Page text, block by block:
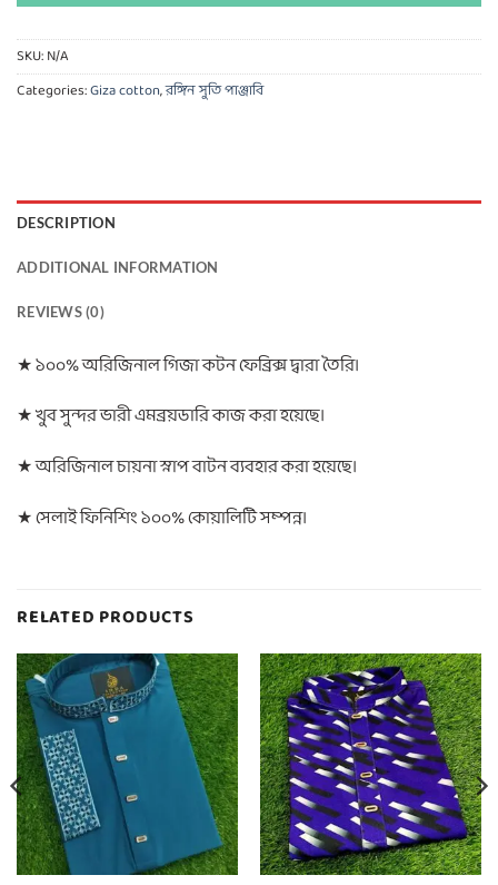
SKU:N/A
Categories:Giza cotton,রঙ্গিন সুতি পাঞ্জাবি
DESCRIPTION
ADDITIONAL INFORMATION
REVIEWS (0)
★ ১০০% অরিজিনাল গিজা কটন ফেব্রিক্স দ্বারা তৈরি।
★ খুব সুন্দর ভারী এমব্রয়ডারি কাজ করা হয়েছে।
★ অরিজিনাল চায়না স্নাপ বাটন ব্যবহার করা হয়েছে।
★ সেলাই ফিনিশিং ১০০% কোয়ালিটি সম্পন্ন।
RELATED PRODUCTS